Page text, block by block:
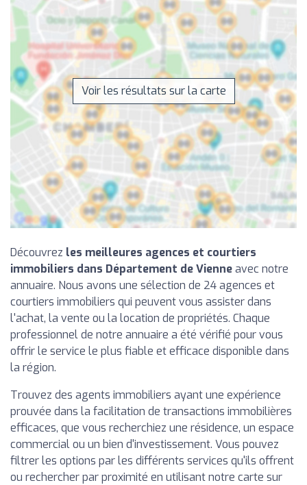
Voir les résultats sur la carte
Découvrez les meilleures agences et courtiers
immobiliers dans Département de Vienneavec notre
annuaire. Nous avons une sélection de 24 agences et
courtiers immobiliers qui peuvent vous assister dans
l'achat, la vente ou la location de propriétés. Chaque
professionnel de notre annuaire a été vérifié pour vous
offrir le service le plus fiable et efficace disponible dans
la région.
Trouvez des agents immobiliers ayant une expérience
prouvée dans la facilitation de transactions immobilières
efficaces, que vous recherchiez une résidence, un espace
commercial ou un bien d'investissement. Vous pouvez
filtrer les options par les différents services qu'ils offrent
ou rechercher par proximité en utilisant notre carte sur